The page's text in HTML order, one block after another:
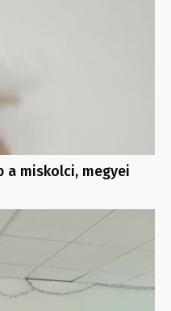
miskolci, megyei